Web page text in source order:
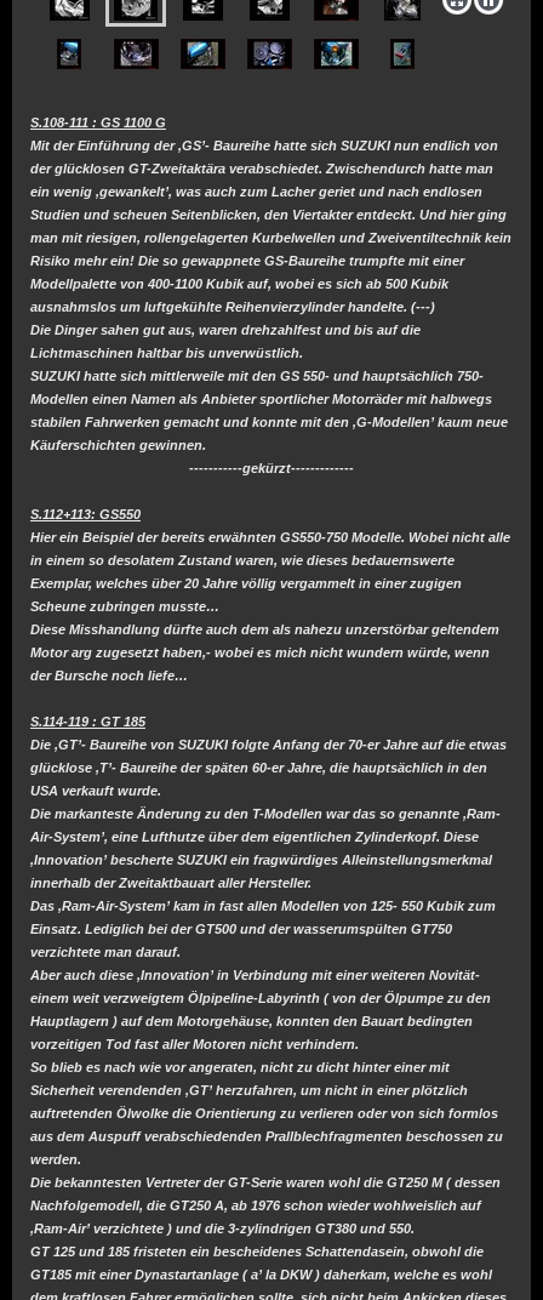
S.108-111 : GS 1100 G
Mit der Einführung der ‚GS’- Baureihe hatte sich SUZUKI nun endlich von
der glücklosen GT-Zweitaktära verabschiedet. Zwischendurch hatte man
ein wenig ‚gewankelt’, was auch zum Lacher geriet und nach endlosen
Studien und scheuen Seitenblicken, den Viertakter entdeckt. Und hier ging
man mit riesigen, rollengelagerten Kurbelwellen und Zweiventiltechnik kein
Risiko mehr ein! Die so gewappnete GS-Baureihe trumpfte mit einer
Modellpalette von 400-1100 Kubik auf, wobei es sich ab 500 Kubik
ausnahmslos um luftgekühlte Reihenvierzylinder handelte. (---)
Die Dinger sahen gut aus, waren drehzahlfest und bis auf die
Lichtmaschinen haltbar bis unverwüstlich.
SUZUKI hatte sich mittlerweile mit den GS 550- und hauptsächlich 750-
Modellen einen Namen als Anbieter sportlicher Motorräder mit halbwegs
stabilen Fahrwerken gemacht und konnte mit den ‚G-Modellen’ kaum neue
Käuferschichten gewinnen.
-----------gekürzt-------------
S.112+113: GS550
Hier ein Beispiel der bereits erwähnten GS550-750 Modelle. Wobei nicht alle
in einem so desolatem Zustand waren, wie dieses bedauernswerte
Exemplar, welches über 20 Jahre völlig vergammelt in einer zugigen
Scheune zubringen musste…
Diese Misshandlung dürfte auch dem als nahezu unzerstörbar geltendem
Motor arg zugesetzt haben,- wobei es mich nicht wundern würde, wenn
der Bursche noch liefe…
S.114-119 : GT 185
Die ‚GT’- Baureihe von SUZUKI folgte Anfang der 70-er Jahre auf die etwas
glücklose ‚T’- Baureihe der späten 60-er Jahre, die hauptsächlich in den
USA verkauft wurde.
Die markanteste Änderung zu den T-Modellen war das so genannte ‚Ram-
Air-System’, eine Lufthutze über dem eigentlichen Zylinderkopf. Diese
‚Innovation’ bescherte SUZUKI ein fragwürdiges Alleinstellungsmerkmal
innerhalb der Zweitaktbauart aller Hersteller.
Das ‚Ram-Air-System’ kam in fast allen Modellen von 125- 550 Kubik zum
Einsatz. Lediglich bei der GT500 und der wasserumspülten GT750
verzichtete man darauf.
Aber auch diese ‚Innovation’ in Verbindung mit einer weiteren Novität-
einem weit verzweigtem Ölpipeline-Labyrinth ( von der Ölpumpe zu den
Hauptlagern ) auf dem Motorgehäuse, konnten den Bauart bedingten
vorzeitigen Tod fast aller Motoren nicht verhindern.
So blieb es nach wie vor angeraten, nicht zu dicht hinter einer mit
Sicherheit verendenden ‚GT’ herzufahren, um nicht in einer plötzlich
auftretenden Ölwolke die Orientierung zu verlieren oder von sich formlos
aus dem Auspuff verabschiedenden Prallblechfragmenten beschossen zu
werden.
Die bekanntesten Vertreter der GT-Serie waren wohl die GT250 M ( dessen
Nachfolgemodell, die GT250 A, ab 1976 schon wieder wohlweislich auf
‚Ram-Air’ verzichtete ) und die 3-zylindrigen GT380 und 550.
GT 125 und 185 fristeten ein bescheidenes Schattendasein, obwohl die
GT185 mit einer Dynastartanlage ( a’ la DKW ) daherkam, welche es wohl